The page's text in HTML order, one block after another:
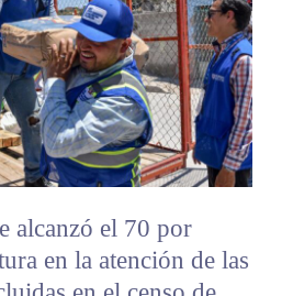
alcanzó el 70 por
en la atención de las